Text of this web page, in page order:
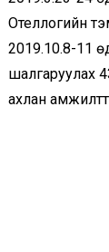
Отеллогийн
2019.10.8-11
шалгаруулах
ахлан